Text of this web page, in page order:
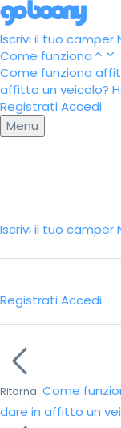
Iscrivi il tuo camper
Come funziona
Come funziona
affitto un veicolo?
Registrati Accedi
Menu
Iscrivi il tuo camper
Registrati Accedi
Ritorna Come
dare in affitto un